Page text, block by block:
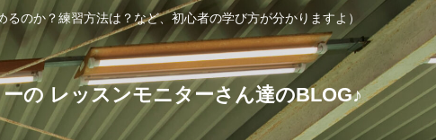
のか？練習方法は？など、初心者の学び方が分かりますよ）
の レッスンモニターさん達のBLOG♪